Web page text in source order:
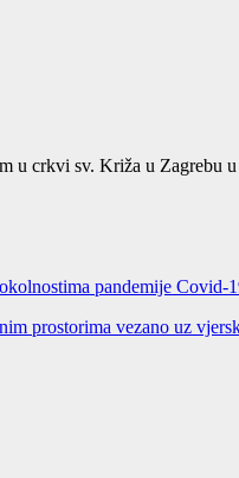
u crkvi sv. Križa u Zagrebu
pandemije Covid-
prostorima vezano uz